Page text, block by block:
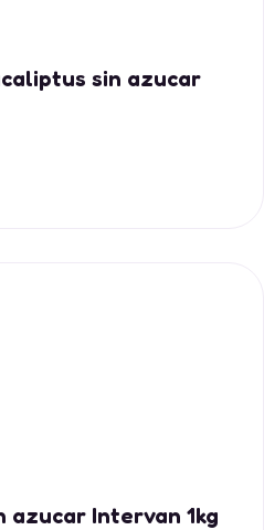
sin azucar
azucar Intervan 1kg